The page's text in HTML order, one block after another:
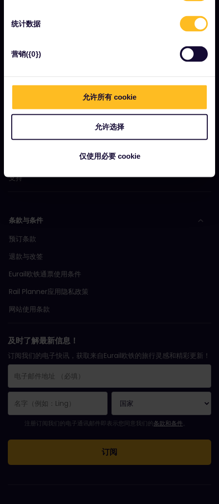
统计数据
营销({0})
允许所有 cookie
允许选择
仅使用必要 cookie
Interrail影响报告
如何使用您的通票
社区
支持
条款与条件
预订条款
退款与改签
Eurail欧铁通票使用条件
Rail Planner应用隐私政策
网站使用条款
及时了解最新信息！
订阅我们的电子快讯，获取来自Eurail欧铁的旅行灵感和精彩更新！
您已成功订阅。
电子邮件地址栏为必填栏！
电子邮件地址无效！
订阅电子通讯时出错。请稍后重试。
您已订阅此电子通讯！
请同意有关订阅电子通讯的条款和条件。
注册订阅我们的电子通讯邮件即表示您同意我们的条款和条件